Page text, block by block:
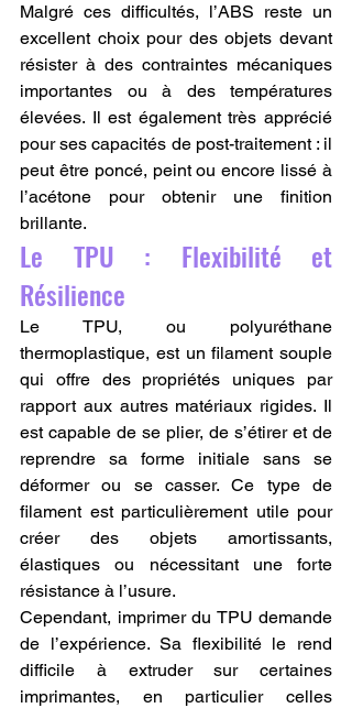
Malgré ces difficultés, l’ABS reste un
excellent choix pour des objets devant
résister à des contraintes mécaniques
importantes ou à des températures
élevées. Il est également très apprécié
pour ses capacités de post-traitement : il
peut être poncé, peint ou encore lissé à
l’acétone pour obtenir une finition
brillante.
Le TPU : Flexibilité et
Résilience
Le TPU, ou polyuréthane
thermoplastique, est un filament souple
qui offre des propriétés uniques par
rapport aux autres matériaux rigides. Il
est capable de se plier, de s’étirer et de
reprendre sa forme initiale sans se
déformer ou se casser. Ce type de
filament est particulièrement utile pour
créer des objets amortissants,
élastiques ou nécessitant une forte
résistance à l’usure.
Cependant, imprimer du TPU demande
de l’expérience. Sa flexibilité le rend
difficile à extruder sur certaines
imprimantes, en particulier celles